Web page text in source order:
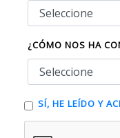
¿CÓMO NOS HA
SÍ, HE LEÍDO Y